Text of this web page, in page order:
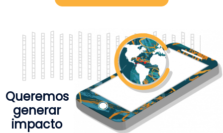
Queremos
generar
impacto